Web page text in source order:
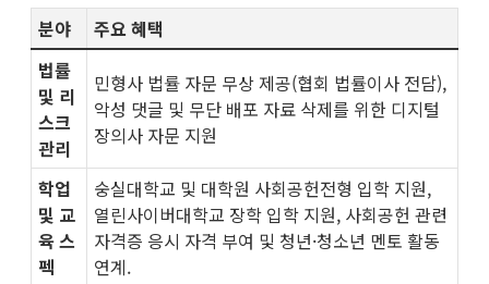
분야
주요 혜택
법률
및 리
스크
관리
민형사 법률 자문 무상 제공(협회 법률이사 전담),
악성 댓글 및 무단 배포 자료 삭제를 위한 디지털
장의사 자문 지원
학업
및 교
육 스
펙
숭실대학교 및 대학원 사회공헌전형 입학 지원,
열린사이버대학교 장학 입학 지원, 사회공헌 관련
자격증 응시 자격 부여 및 청년·청소년 멘토 활동
연계.